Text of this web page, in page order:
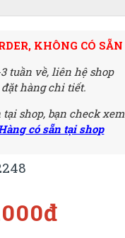
KHÔNG CÓ SẴN
tuần về,liên hệ shop
hàng chi tiết.
shop, bạn check xem
có sẵn tại shop